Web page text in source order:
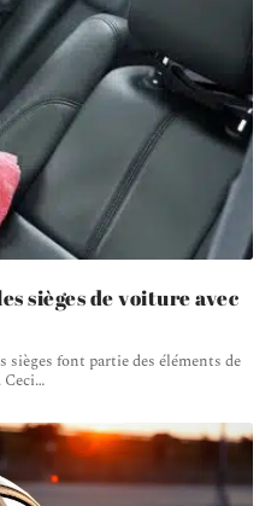
sièges de voiture avec
sièges font partie des éléments de
…